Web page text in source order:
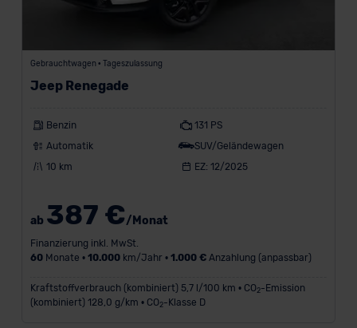
Gebrauchtwagen • Tageszulassung
Jeep Renegade
Benzin
131 PS
Automatik
SUV/Geländewagen
10 km
EZ: 12/2025
ab 387 €/Monat
Finanzierung inkl. MwSt.
60Monate • 10.000km/Jahr • 1.000 €Anzahlung (anpassbar)
Kraftstoffverbrauch (kombiniert) 5,7 l/100 km • CO 2-Emission
(kombiniert) 128,0 g/km • CO 2-Klasse D